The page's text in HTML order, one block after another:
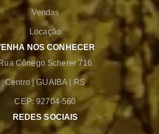
Vendas
Locação
NOS CONHECER
Cônego Scherer 716
Centro |GUAIBA RS
CEP: 92704-560
REDES SOCIAIS